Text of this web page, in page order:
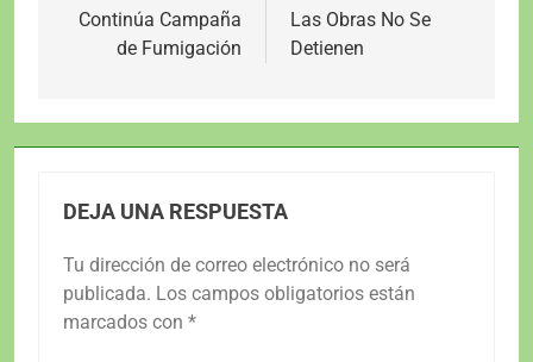
de
Continúa Campaña
de Fumigación
Las Obras No Se
Detienen
DEJA UNA RESPUESTA
Tu dirección de correo electrónico no será
publicada. Los campos obligatorios están
marcados con *